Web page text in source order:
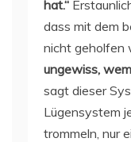
hat.“
dass mit dem
nicht geholfen
ungewiss,
sagt dieser
Lügensystem
trommeln, nur